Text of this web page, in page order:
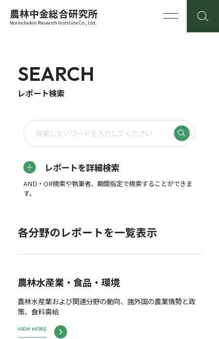
農林中金総合研究所
Norinchukin Research Institute Co., Ltd.
SEARCH
レポート検索
レポートを詳細検索
AND・OR検索や執筆者、期間指定で検索することができま
す。
各分野のレポートを一覧表示
農林水産業・食品・環境
農林水産業および関連分野の動向、諸外国の農業情勢と政
策、食料需給
VIEW MORE